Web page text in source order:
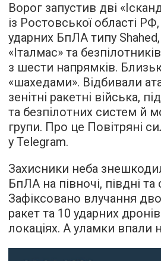
Ворог запустив дві
із Ростовської області
ударних БпЛА типу Shahed,
«Італмас» та
з шести напрямків.
«шахедами». Відбивали
зенітні ракетні війська,
та безпілотних систем й
групи. Про це Повітряні
у Telegram.
Захисники неба
БпЛА на півночі, півдні та
Зафіксовано влучання
ракет та 10 ударних
локаціях. А уламки впали